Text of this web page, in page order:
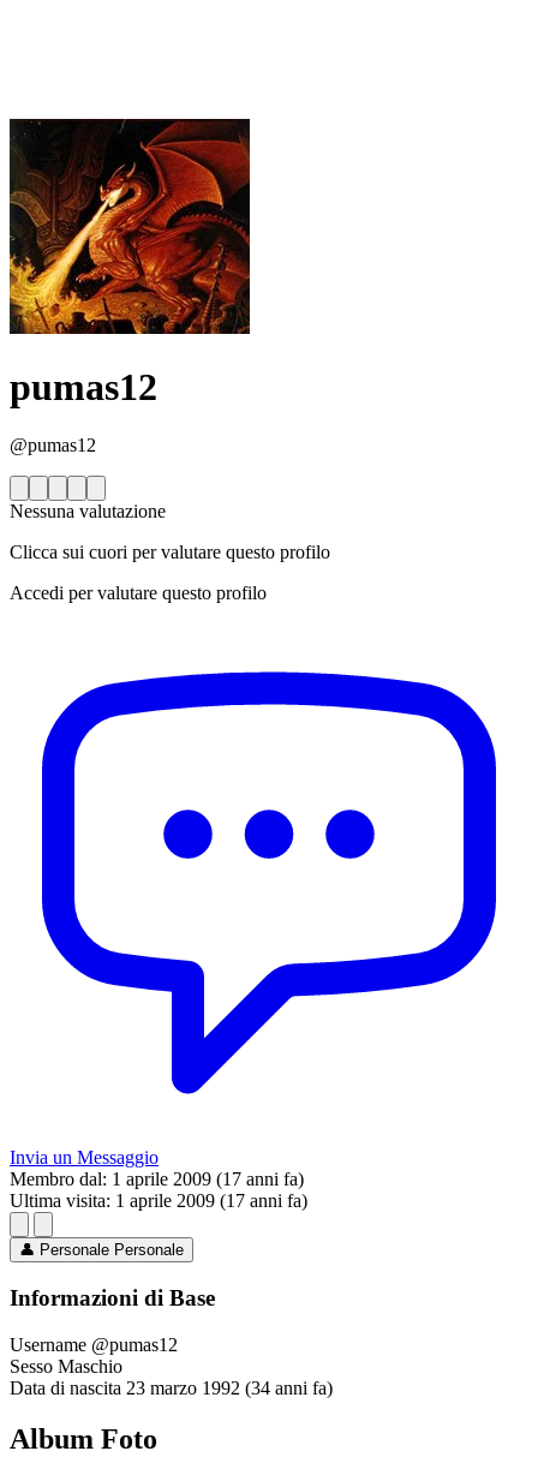
pumas12
@pumas12
Nessuna valutazione
Clicca sui cuori per valutare questo profilo
Accedi per valutare questo profilo
Invia un Messaggio
Membro dal: 1 aprile 2009 (17 anni fa)
Ultima visita: 1 aprile 2009 (17 anni fa)
👤 Personale Personale
Informazioni di Base
Username @pumas12
Sesso Maschio
Data di nascita 23 marzo 1992 (34 anni fa)
Album Foto